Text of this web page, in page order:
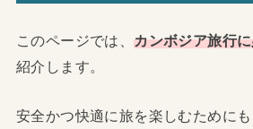
このページでは、カンボジア旅行
紹介します。
安全かつ快適に旅を楽しむためにも